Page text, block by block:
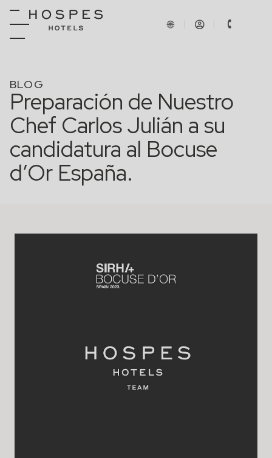
BLOG
Preparación de Nuestro
Chef Carlos Julián a su
candidatura al Bocuse
d’Or España.